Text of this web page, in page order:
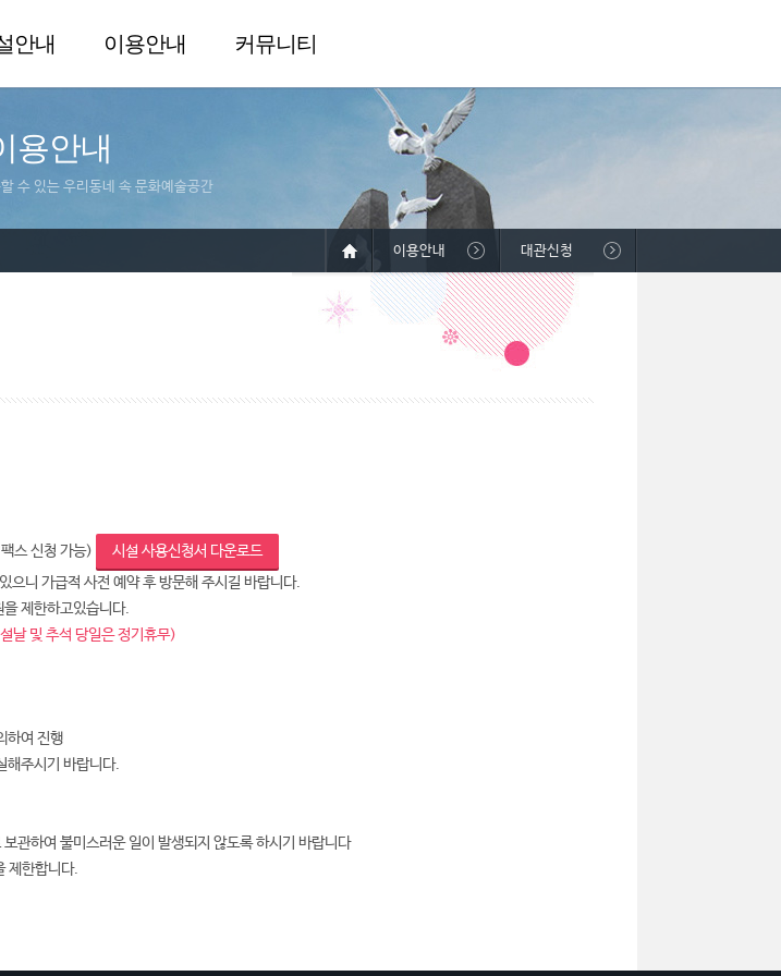
안내 이용안내 커뮤니티
용안내
수 있는 우리동네 속 문화예술공간
이용안내 대관신청
스 신청 가능)
시설 사용신청서 다운로드
으니 가급적 사전 예약 후 방문해 주시길 바랍니다.
제한하고있습니다.
날 및 추석 당일은 정기휴무)
하여 진행
해주시기 바랍니다.
관하여 불미스러운 일이 발생되지 않도록 하시기 바랍니다
제한합니다.